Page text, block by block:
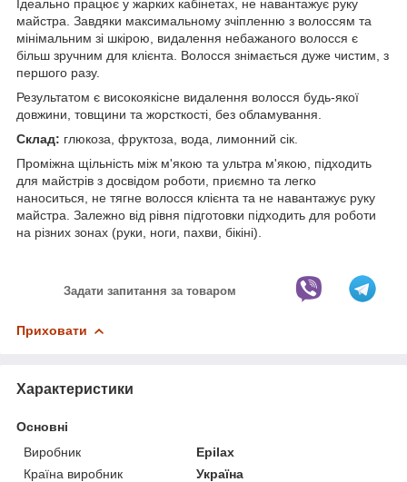
Ідеально працює у жарких кабінетах, не навантажує руку
майстра. Завдяки максимальному зчіпленню з волоссям та
мінімальним зі шкірою, видалення небажаного волосся є
більш зручним для клієнта. Волосся знімається дуже чистим, з
першого разу.
Результатом є високоякісне видалення волосся будь-якої
довжини, товщини та жорсткості, без обламування.
Склад: глюкоза, фруктоза, вода, лимонний сік.
Проміжна щільність між м'якою та ультра м'якою, підходить
для майстрів з досвідом роботи, приємно та легко
наноситься, не тягне волосся клієнта та не навантажує руку
майстра. Залежно від рівня підготовки підходить для роботи
на різних зонах (руки, ноги, пахви, бікіні).
Задати запитання за товаром
Приховати
Характеристики
Основні
Виробник
Epilax
Країна виробник
Україна